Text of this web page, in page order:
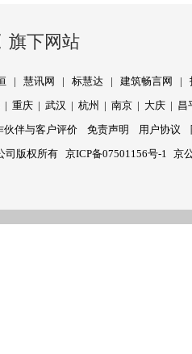
旗下网站
|慧讯网 |标慧达 |建筑畅言网 |
|重庆 |武汉 |杭州 |南京 | 大庆 | 昌
伙伴与客户评价 免责声明 用户协议
司版权所有京ICP备07501156号-1 京